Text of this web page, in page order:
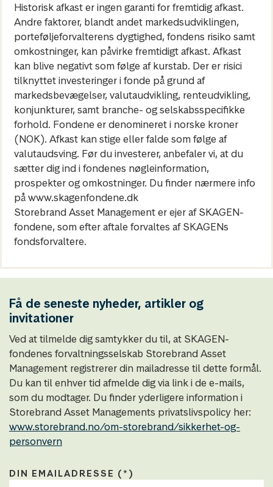
Historisk afkast er ingen garanti for fremtidig afkast.
Andre faktorer, blandt andet markedsudviklingen,
porteføljeforvalterens dygtighed, fondens risiko samt
omkostninger, kan påvirke fremtidigt afkast. Afkast
kan blive negativt som følge af kurstab. Der er risici
tilknyttet investeringer i fonde på grund af
markedsbevægelser, valutaudvikling, renteudvikling,
konjunkturer, samt branche- og selskabsspecifikke
forhold. Fondene er denomineret i norske kroner
(NOK). Afkast kan stige eller falde som følge af
valutaudsving. Før du investerer, anbefaler vi, at du
sætter dig ind i fondenes nøgleinformation,
prospekter og omkostninger. Du finder nærmere info
på www.skagenfondene.dk
Storebrand Asset Management er ejer af SKAGEN-
fondene, som efter aftale forvaltes af SKAGENs
fondsforvaltere.
Få de seneste nyheder, artikler og
invitationer
Ved at tilmelde dig samtykker du til, at SKAGEN-
fondenes forvaltningsselskab Storebrand Asset
Management registrerer din mailadresse til dette formål.
Du kan til enhver tid afmelde dig via link i de e-mails,
som du modtager. Du finder yderligere information i
Storebrand Asset Managements privatslivspolicy her:
www.storebrand.no/om-storebrand/sikkerhet-og-
personvern
DIN EMAILADRESSE